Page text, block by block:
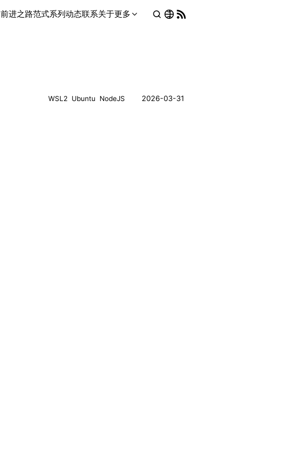
前进之路范式系列动态联系关于更多
WSL2 Ubuntu NodeJS 2026-03-31